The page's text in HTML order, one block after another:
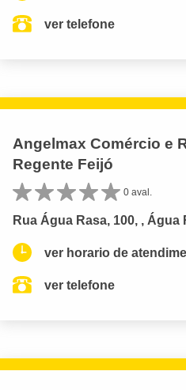
ver telefone
Angelmax Comércio e
Regente Feijó
0 aval.
Rua Água Rasa, 100, , Água
ver horario de
ver telefone